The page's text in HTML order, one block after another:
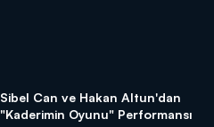
Sibel Can ve Hakan Altun'dan
"Kaderimin Oyunu" Performansı